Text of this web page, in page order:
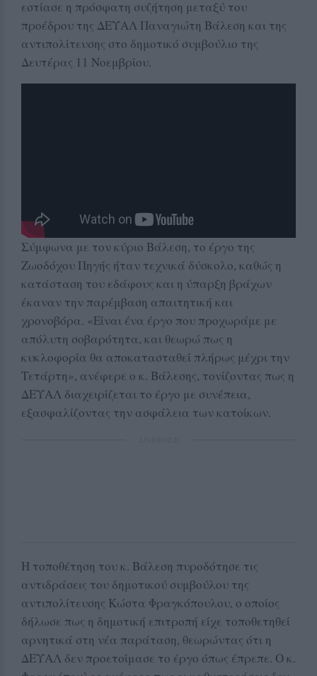
εστίασε η πρόσφατη συζήτηση μεταξύ του
προέδρου της ΔΕΥΑΛ Παναγιώτη Βάλεση και της
αντιπολίτευσης στο δημοτικό συμβούλιο της
Δευτέρας 11 Νοεμβρίου.
Σύμφωνα με τον κύριο Βάλεση, το έργο της
Ζωοδόχου Πηγής ήταν τεχνικά δύσκολο, καθώς η
κατάσταση του εδάφους και η ύπαρξη βράχων
έκαναν την παρέμβαση απαιτητική και
χρονοβόρα. «Είναι ένα έργο που προχωράμε με
απόλυτη σοβαρότητα, και θεωρώ πως η
κυκλοφορία θα αποκατασταθεί πλήρως μέχρι την
Τετάρτη», ανέφερε ο κ. Βάλεσης, τονίζοντας πως η
ΔΕΥΑΛ διαχειρίζεται το έργο με συνέπεια,
εξασφαλίζοντας την ασφάλεια των κατοίκων.
Η τοποθέτηση του κ. Βάλεση πυροδότησε τις
αντιδράσεις του δημοτικού συμβούλου της
αντιπολίτευσης Κώστα Φραγκόπουλου, ο οποίος
δήλωσε πως η δημοτική επιτροπή είχε τοποθετηθεί
αρνητικά στη νέα παράταση, θεωρώντας ότι η
ΔΕΥΑΛ δεν προετοίμασε το έργο όπως έπρεπε. Ο κ.